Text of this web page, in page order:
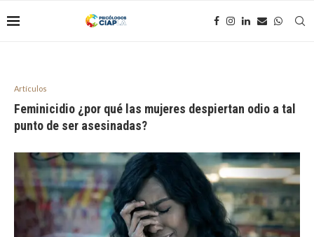
Artículos
Feminicidio ¿por qué las mujeres despiertan odio a tal
punto de ser asesinadas?